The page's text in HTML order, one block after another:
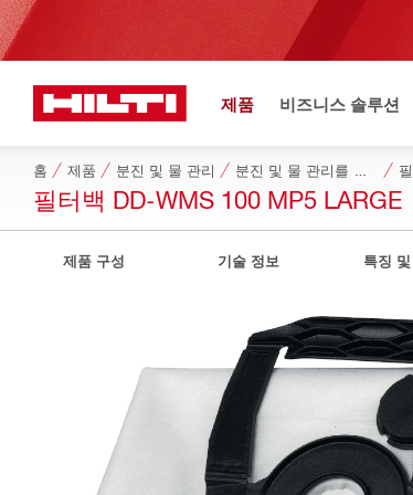
제품 비즈니스 솔루션
홈 제품 분진 및 물 관리
필터백 DD-WMS 100 MP5 LARGE
제품 구성 기술 정보 특징